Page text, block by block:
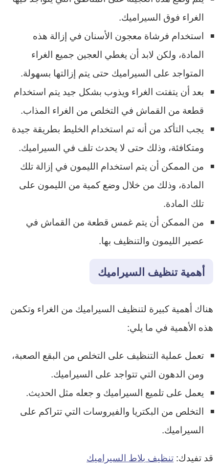
الغراء فوق السيراميك.
استخدام فرشاة معجون الأسنان في إزالة هذه
المادة، ولكن لابد أن يغطي العجين جميع الغراء
المتواجد على السيراميك حتى يتم إزالتها بسهولة.
بعد أن يتفتت الغراء ويذوب بشكل جيد يتم استخدام
قطعة من القماش في التخلص من الغراء المذاب.
يجب التأكد من أنه تم استخدام الخليط بطريقة جيدة
ومتكافئة، وذلك حتى لا يحدث تلف في السيراميك.
من الممكن أن يتم استخدام الليمون في إزالة تلك
المادة، وذلك من خلال وضع كمية من الليمون على
تلك المادة.
من الممكن أن يتم غمس قطعة من القماش في
عصير الليمون والتنظيف بها.
أهمية تنظيف السيراميك
هناك أهمية كبيرة لتنظيف السيراميك من الغراء وتكمن
هذه الأهمية في ما يلي:
تعمل عملية التنظيف على التخلص من البقع الصعبة،
ومن الدهون التي تتواجد على السيراميك.
يعمل على تلميع السيراميك و جعله مثل الحديث.
التخلص من البكتريا والفيروسات التي تتراكم على
السيراميك.
قد تفيدك: تنظيف بلاط السيراميك